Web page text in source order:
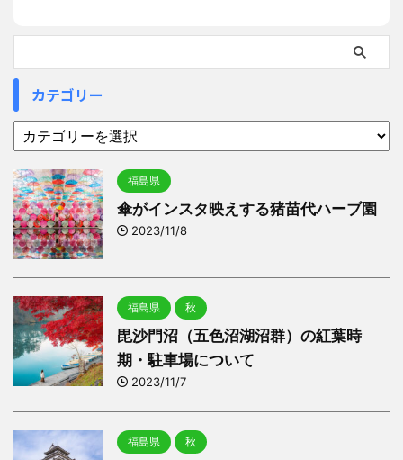
カテゴリー
福島県
傘がインスタ映えする猪苗代ハーブ園
2023/11/8
福島県 秋
毘沙門沼（五色沼湖沼群）の紅葉時
期・駐車場について
2023/11/7
福島県 秋